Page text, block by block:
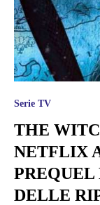
Serie TV
THE
NETFLIX
PREQUEL
DELLE